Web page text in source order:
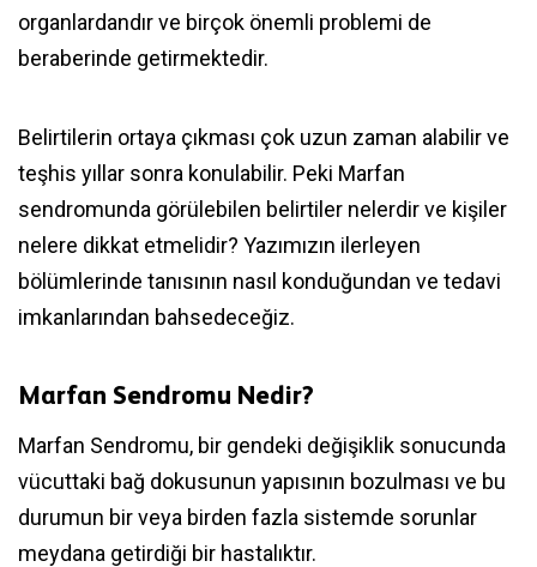
organlardandır ve birçok önemli problemi de
beraberinde getirmektedir.
Belirtilerin ortaya çıkması çok uzun zaman alabilir ve
teşhis yıllar sonra konulabilir. Peki Marfan
sendromunda görülebilen belirtiler nelerdir ve kişiler
nelere dikkat etmelidir? Yazımızın ilerleyen
bölümlerinde tanısının nasıl konduğundan ve tedavi
imkanlarından bahsedeceğiz.
Marfan Sendromu Nedir?
Marfan Sendromu, bir gendeki değişiklik sonucunda
vücuttaki bağ dokusunun yapısının bozulması ve bu
durumun bir veya birden fazla sistemde sorunlar
meydana getirdiği bir hastalıktır.